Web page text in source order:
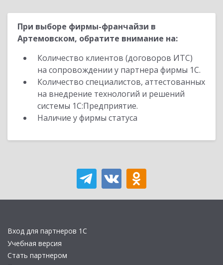
При выборе фирмы-франчайзи в
Артемовском, обратите внимание на:
Количество клиентов (договоров ИТС)
на сопровождении у партнера фирмы 1С.
Количество специалистов, аттестованных
на внедрение технологий и решений
системы 1С:Предприятие.
Наличие у фирмы статуса
Вход для партнеров 1С
Учебная версия
Стать партнером